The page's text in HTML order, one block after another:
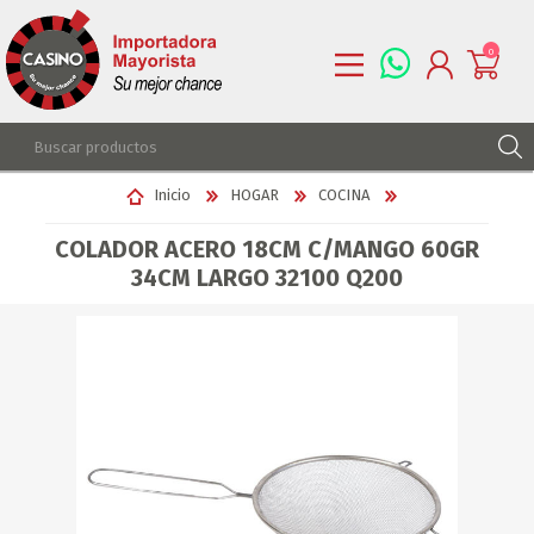
REGISTRARSE
LISTA DE DESEOS
0
Inicio HOGAR COCINA
COLADOR ACERO 18CM C/MANGO 60GR
34CM LARGO 32100 Q200